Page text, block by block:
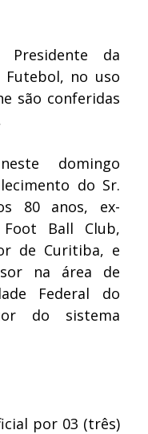
Presidente da
Futebol, no uso
são conferidas
domingo
do Sr.
80 anos, ex-
Ball Club,
de Curitiba, e
na área de
Federal do
do sistema
por 03 (três)